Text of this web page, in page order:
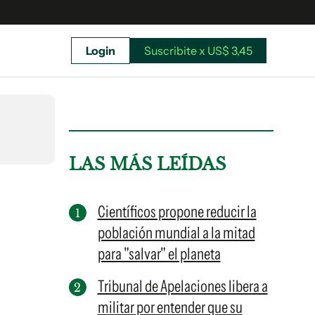
Suscribite x US$ 3,45
Login Suscribite x US$ 3,45
LAS MÁS LEÍDAS
Científicos propone reducir la
población mundial a la mitad
para "salvar" el planeta
Tribunal de Apelaciones libera a
militar por entender que su